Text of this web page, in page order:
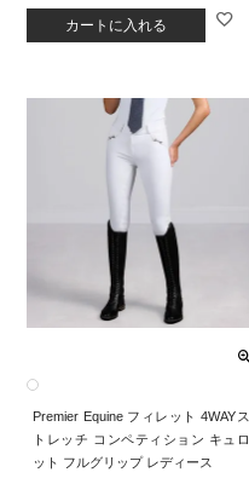
カートに入れる
Premier Equine フィレット 4WAYス
トレッチ コンペティション キュロ
ット フルグリップ レディース